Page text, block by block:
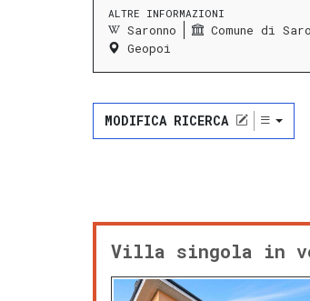
ALTRE INFORMAZIONI
Saronno Comune di
Geopoi
MODIFICA RICERCA
Villa singola in